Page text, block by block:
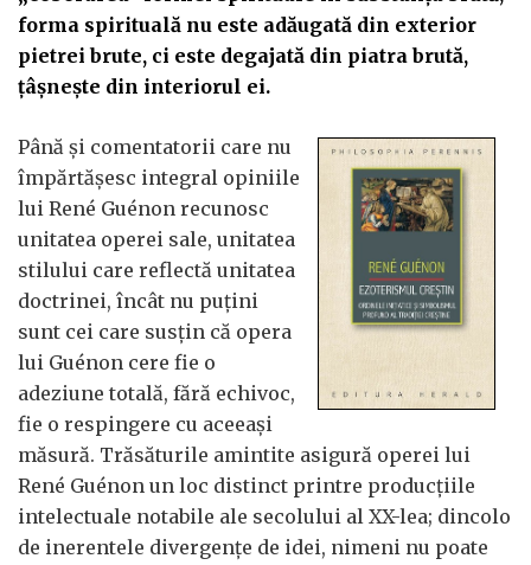
forma spirituală nu este adăugată din exterior
pietrei brute, ci este degajată din piatra brută,
țâșnește din interiorul ei.
Până și comentatorii care nu
împărtășesc integral opiniile
lui René Guénon recunosc
unitatea operei sale, unitatea
stilului care reflectă unitatea
doctrinei, încât nu puțini
sunt cei care susțin că opera
lui Guénon cere fie o
adeziune totală, fără echivoc,
fie o respingere cu aceeași
măsură. Trăsăturile amintite asigură operei lui
René Guénon un loc distinct printre producțiile
intelectuale notabile ale secolului al XX-lea; dincolo
de inerentele divergențe de idei, nimeni nu poate